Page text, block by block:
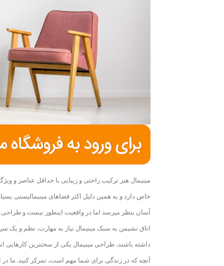
مینیمال هنر ترکیب راحتی و زیبایی با حداقل عناصر و
خاص دارد و به همین دلیل اکثر فضاهای مینیمالیستی
آسان بنظر میرسد اما در واقعیت اینطور نیست و
اتاق نشیمن به سبک مینیمال نیاز به مهارت، نظم و یک
داشته باشند، طراحی مینیمال یکی از سختترین کارهایی
آنچه که در زندگی برای شما مهم است، تمرکز کنید.